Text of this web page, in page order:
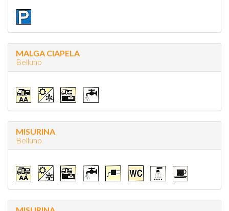
MALGA CIAPELA
Belluno
MISURINA
Belluno